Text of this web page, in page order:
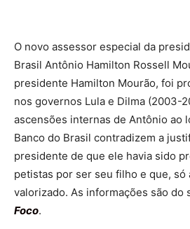
O novo assessor especial da
Brasil Antônio Hamilton Rossell
presidente Hamilton Mourão, foi
nos governos Lula e Dilma (2003-
ascensões internas de Antônio ao
Banco do Brasil contradizem a
presidente de que ele havia sido
petistas por ser seu filho e que, só
valorizado. As informações são do
Foco.